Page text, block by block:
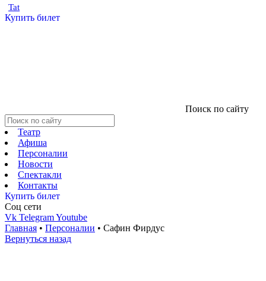
Tat
Купить билет
Поиск по сайту
Театр
Афиша
Персоналии
Новости
Спектакли
Контакты
Купить билет
Соц cети
Vk TelegramYoutube
Главная • Персоналии • Сафин Фирдус
Вернуться назад